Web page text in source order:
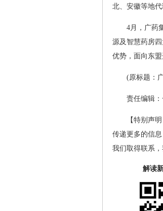
北、安徽等地代
4月，广药
源及智慧药房
优势，面向东
(原标题：
责任编辑
【特别声
传递更多的信
我们取得联系，
解读